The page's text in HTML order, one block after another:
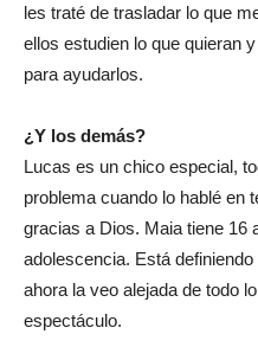
les traté de trasladar lo que
ellos estudien lo que quieran
para ayudarlos.
¿Y los demás?
Lucas es un chico especial,
problema cuando lo hablé en
gracias a Dios. Maia tiene 16
adolescencia. Está
ahora la veo alejada de todo
espectáculo.